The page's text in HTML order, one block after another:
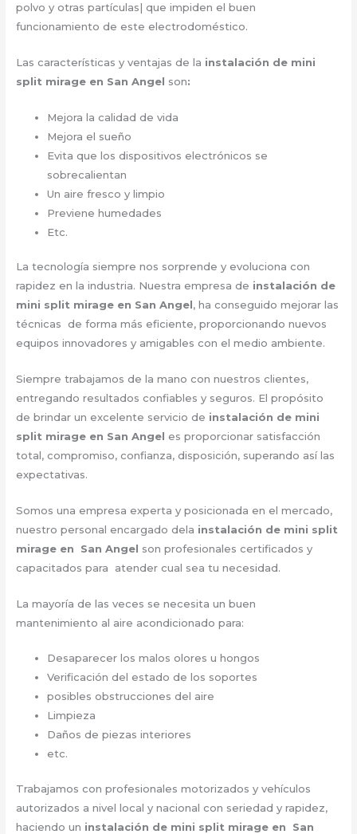
polvo y otras partículas| que impiden el buen
funcionamiento de este electrodoméstico.
Las características y ventajas de la instalación de mini
split mirage en San Angel son:
Mejora la calidad de vida
Mejora el sueño
Evita que los dispositivos electrónicos se
sobrecalientan
Un aire fresco y limpio
Previene humedades
Etc.
La tecnología siempre nos sorprende y evoluciona con
rapidez en la industria. Nuestra empresa de instalación de
mini split mirage en San Angel, ha conseguido mejorar las
técnicas de forma más eficiente, proporcionando nuevos
equipos innovadores y amigables con el medio ambiente.
Siempre trabajamos de la mano con nuestros clientes,
entregando resultados confiables y seguros. El propósito
de brindar un excelente servicio de instalación de mini
split mirage en San Angel es proporcionar satisfacción
total, compromiso, confianza, disposición, superando así las
expectativas.
Somos una empresa experta y posicionada en el mercado,
nuestro personal encargado dela instalación de mini split
mirage en San Angel son profesionales certificados y
capacitados para atender cual sea tu necesidad.
La mayoría de las veces se necesita un buen
mantenimiento al aire acondicionado para:
Desaparecer los malos olores u hongos
Verificación del estado de los soportes
posibles obstrucciones del aire
Limpieza
Daños de piezas interiores
etc.
Trabajamos con profesionales motorizados y vehículos
autorizados a nivel local y nacional con seriedad y rapidez,
haciendo un instalación de mini split mirage en San